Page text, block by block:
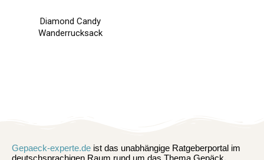
Diamond Candy
Wanderrucksack
Gepaeck-experte.de ist das unabhängige Ratgeberportal im